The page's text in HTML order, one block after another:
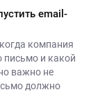
email-
компания
письмо и какой
важно не
должно